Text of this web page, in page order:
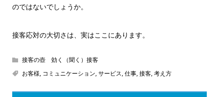
のではないでしょうか。
接客応対の大切さは、実はここにあります。
接客の壺 効く（聞く）接客
お客様, コミュニケーション,サービス,仕事,接客,考え方